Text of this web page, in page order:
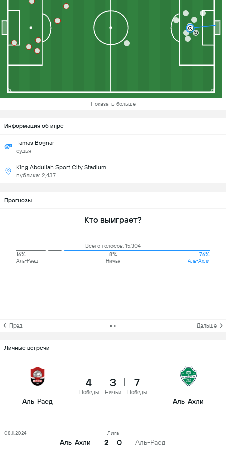
Показать больше
Информация об игре
Tamas Bognar
судья
King Abdullah Sport City Stadium
публика: 2,437
Прогнозы
Кто выиграет?
Всего голосов: 15,304
16%
Аль-Раед
8%
Ничья
76%
Аль-Ахли
Пред. Дальше
Личные встречи
Аль-Раед
4
Победы
3
Ничьи
7
Победы
Аль-Ахли
Аль-Ахли
Лига
2 - 0 Аль-Раед
08.11.2024